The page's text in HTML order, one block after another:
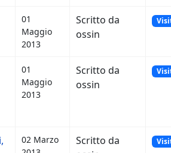
01
Maggio
2013
Scritto da
ossin
01
Maggio
2013
Scritto da
ossin
02 Marzo
Scritto da